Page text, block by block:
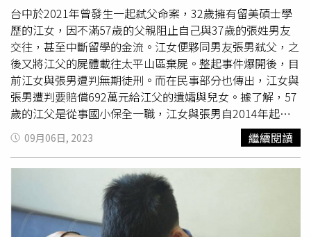
台中於2021年曾發生一起弒父命案，32歲擁有留美碩士學
歷的江女，因不滿57歲的父親阻止自己與37歲的張姓男友
交往，甚至中斷留學的金流。江女便夥同男友張男弒父，之
後又將江父的屍體載往太平山區棄屍。整起事件爆開後，目
前江女與張男遭判無期徒刑。而在民事部分也傳出，江女與
張男遭判要賠償692萬元給江父的遺孀與兒女。據了解，57
歲的江父是從事國小保全一職，江女與張男自2014年起遠
赴美國留學，江父也同意支援女兒的留學費、生活費。但後
來江父因經濟壓力無法繼續提供資金，便於2016年中斷金
流，而江女與張男也於2020年11月返台。返台後，江女因
為不滿江父不同意其與張男交往，再加上金流中斷導致他無
法完成留學學業。便於2021年12月26日晚間，江女與張男
使用提前購買的鐵鎚、膠帶，先前往江父任職的學校向江父
要錢，要錢未果後，雙方爆發激烈衝突，江女又伸出手臂抓
09月06日, 2023 繼續閱讀